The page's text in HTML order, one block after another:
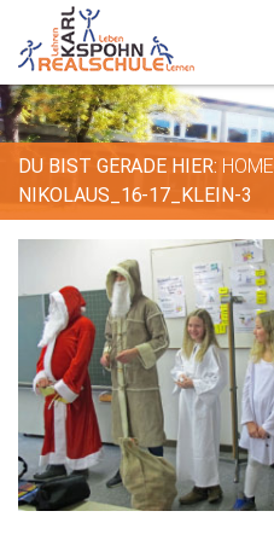
DU BIST GERADE HIER: HOME
NIKOLAUS_16-17_KLEIN-3